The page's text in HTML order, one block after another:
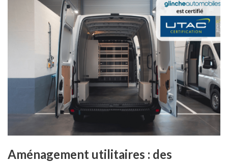
Aménagement utilitaires : des